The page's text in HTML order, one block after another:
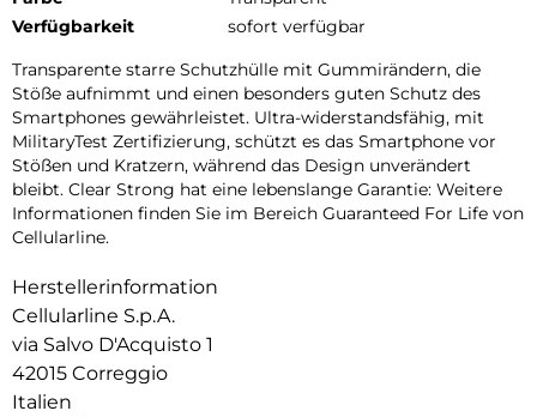
Verfügbarkeit
sofort verfügbar
Transparente starre Schutzhülle mit Gummirändern, die
Stöße aufnimmt und einen besonders guten Schutz des
Smartphones gewährleistet. Ultra-widerstandsfähig, mit
MilitaryTest Zertifizierung, schützt es das Smartphone vor
Stößen und Kratzern, während das Design unverändert
bleibt. Clear Strong hat eine lebenslange Garantie: Weitere
Informationen finden Sie im Bereich Guaranteed For Life von
Cellularline.
Herstellerinformation
Cellularline S.p.A.
via Salvo D'Acquisto 1
42015 Correggio
Italien